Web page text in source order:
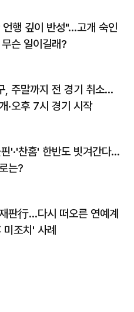
언행 깊이 반성"…고개 숙인
슨 일이길래?
, 주말까지 전 경기 취소…
·오후 7시 경기 시작
'·'찬홈' 한반도 빗겨간다…
는?
판行…다시 떠오른 연예계
미조치' 사례